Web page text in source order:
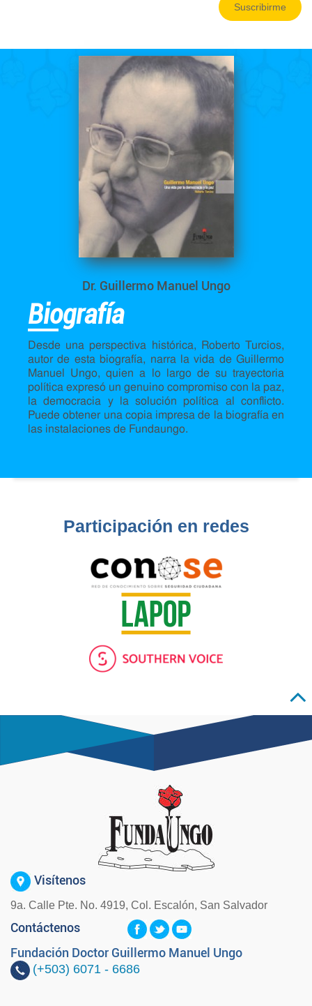
Suscribirme
Dr. Guillermo Manuel Ungo
Biografía
Desde una perspectiva histórica, Roberto Turcios,
autor de esta biografía, narra la vida de Guillermo
Manuel Ungo, quien a lo largo de su trayectoria
política expresó un genuino compromiso con la paz,
la democracia y la solución política al conflicto.
Puede obtener una copia impresa de la biografía en
las instalaciones de Fundaungo.
Participación en redes
Visítenos
9a. Calle Pte. No. 4919, Col. Escalón, San Salvador
Contáctenos
Fundación Doctor Guillermo Manuel Ungo
(+503) 6071 - 6686